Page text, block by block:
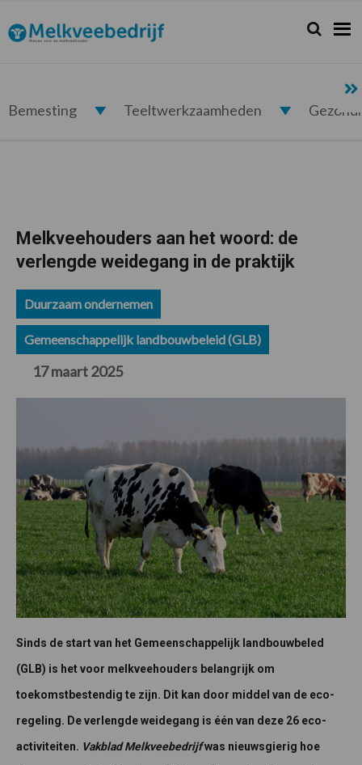
de
hoofdnavigatie
de
hoofd
de
eerste
de
voettekst
Melkveebedrijf.nl Zoeken...
Zoek
Bemesting Teeltwerkzaamheden
Melkveehouders aan het woord: de
verlengde weidegang in de praktijk
Duurzaam ondernemen
Gemeenschappelijk landbouwbeleid (GLB)
17 maart 2025
Sinds de start van het Gemeenschappelijk landbouwbeled
(GLB) is het voor melkveehouders belangrijk om
toekomstbestendig te zijn. Dit kan door middel van de eco-
regeling. De verlengde weidegang is één van deze 26 eco-
activiteiten. Vakblad Melkveebedrijfwas nieuwsgierig hoe